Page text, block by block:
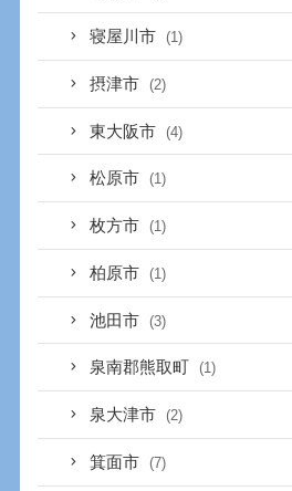
寝屋川市 (1)
摂津市 (2)
東大阪市 (4)
松原市 (1)
枚方市 (1)
柏原市 (1)
池田市 (3)
泉南郡熊取町 (1)
泉大津市 (2)
箕面市 (7)